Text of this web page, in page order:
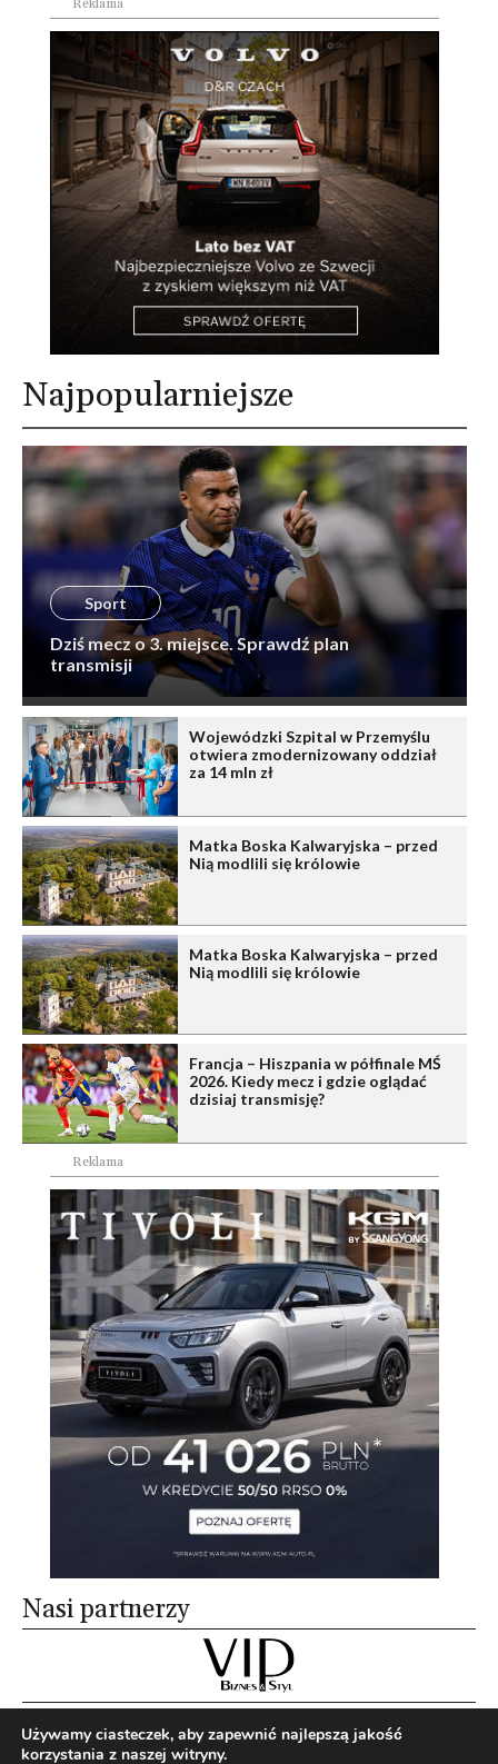
Reklama
Najpopularniejsze
Sport
Dziś mecz o 3. miejsce. Sprawdź plan
transmisji
Wojewódzki Szpital w Przemyślu
otwiera zmodernizowany oddział
za 14 mln zł
Matka Boska Kalwaryjska – przed
Nią modlili się królowie
Matka Boska Kalwaryjska – przed
Nią modlili się królowie
Francja – Hiszpania w półfinale MŚ
2026. Kiedy mecz i gdzie oglądać
dzisiaj transmisję?
Reklama
Nasi partnerzy
Patronat medialny
Regulamin
Używamy ciasteczek, aby zapewnić najlepszą jakość
korzystania z naszej witryny.